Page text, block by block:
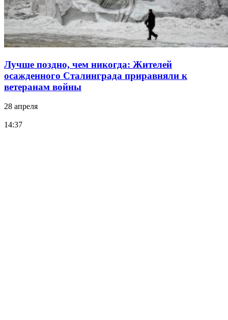
Лучше поздно, чем никогда: Жителей
осажденного Сталинграда приравняли к
ветеранам войны
28 апреля
14:37